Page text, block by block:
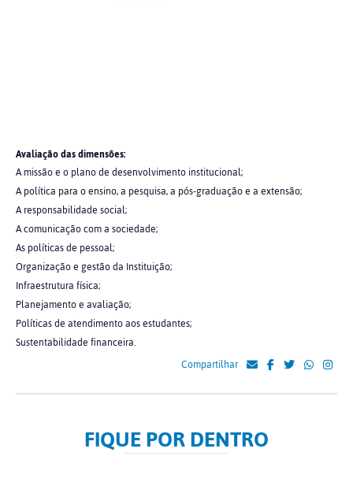
Avaliação das dimensões:
A missão e o plano de desenvolvimento institucional;
A política para o ensino, a pesquisa, a pós-graduação e a extensão;
A responsabilidade social;
A comunicação com a sociedade;
As políticas de pessoal;
Organização e gestão da Instituição;
Infraestrutura física;
Planejamento e avaliação;
Políticas de atendimento aos estudantes;
Sustentabilidade financeira.
Compartilhar
FIQUE POR DENTRO